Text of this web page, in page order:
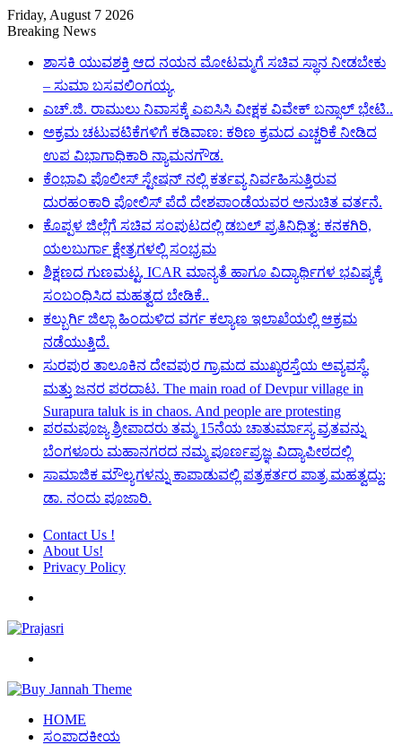
Friday, August 7 2026
Breaking News
ಶಾಸಕಿ ಯುವಶಕ್ತಿ ಆದ ನಯನ ಮೋಟಮ್ಮಗೆ ಸಚಿವ ಸ್ಥಾನ ನೀಡಬೇಕು
– ಸುಮಾ ಬಸವಲಿಂಗಯ್ಯ.
ಎಚ್.ಜಿ. ರಾಮುಲು ನಿವಾಸಕ್ಕೆ ಎಐಸಿಸಿ ವೀಕ್ಷಕ ವಿವೇಕ್ ಬನ್ಸಾಲ್ ಭೇಟಿ..
ಅಕ್ರಮ ಚಟುವಟಿಕೆಗಳಿಗೆ ಕಡಿವಾಣ: ಕಠಿಣ ಕ್ರಮದ ಎಚ್ಚರಿಕೆ ನೀಡಿದ
ಉಪ ವಿಭಾಗಾಧಿಕಾರಿ ನ್ಯಾಮನಗೌಡ.
ಕೆಂಭಾವಿ ಪೊಲೀಸ್ ಸ್ಟೇಷನ್ ನಲ್ಲಿ ಕರ್ತವ್ಯ ನಿರ್ವಹಿಸುತ್ತಿರುವ
ದುರಹಂಕಾರಿ ಪೋಲಿಸ್ ಪೆದೆ ದೇಶಪಾಂಡೆಯವರ ಅನುಚಿತ ವರ್ತನೆ.
ಕೊಪ್ಪಳ ಜಿಲ್ಲೆಗೆ ಸಚಿವ ಸಂಪುಟದಲ್ಲಿ ಡಬಲ್ ಪ್ರತಿನಿಧಿತ್ವ: ಕನಕಗಿರಿ,
ಯಲಬುರ್ಗಾ ಕ್ಷೇತ್ರಗಳಲ್ಲಿ ಸಂಭ್ರಮ
ಶಿಕ್ಷಣದ ಗುಣಮಟ್ಟ, ICAR ಮಾನ್ಯತೆ ಹಾಗೂ ವಿದ್ಯಾರ್ಥಿಗಳ ಭವಿಷ್ಯಕ್ಕೆ
ಸಂಬಂಧಿಸಿದ ಮಹತ್ವದ ಬೇಡಿಕೆ..
ಕಲ್ಬುರ್ಗಿ ಜಿಲ್ಲಾ ಹಿಂದುಳಿದ ವರ್ಗ ಕಲ್ಯಾಣ ಇಲಾಖೆಯಲ್ಲಿ ಆಕ್ರಮ
ನಡೆಯುತ್ತಿದೆ.
ಸುರಪುರ ತಾಲೂಕಿನ ದೇವಪುರ ಗ್ರಾಮದ ಮುಖ್ಯರಸ್ತೆಯ ಅವ್ಯವಸ್ಥೆ.
ಮತ್ತು ಜನರ ಪರದಾಟ. The main road of Devpur village in
Surapura taluk is in chaos. And people are protesting
ಪರಮಪೂಜ್ಯ ಶ್ರೀಪಾದರು ತಮ್ಮ 15ನೆಯ ಚಾತುರ್ಮಾಸ್ಯ ವ್ರತವನ್ನು
ಬೆಂಗಳೂರು ಮಹಾನಗರದ ನಮ್ಮ ಪೂರ್ಣಪ್ರಜ್ಞ ವಿದ್ಯಾಪೀಠದಲ್ಲಿ
ಸಾಮಾಜಿಕ ಮೌಲ್ಯಗಳನ್ನು ಕಾಪಾಡುವಲ್ಲಿ ಪತ್ರಕರ್ತರ ಪಾತ್ರ ಮಹತ್ವದ್ದು:
ಡಾ. ನಂದು ಪೂಜಾರಿ.
Contact Us !
About Us!
Privacy Policy
HOME
ಸಂಪಾದಕೀಯ